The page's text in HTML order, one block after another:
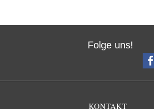
Folge uns!
KONTAKT